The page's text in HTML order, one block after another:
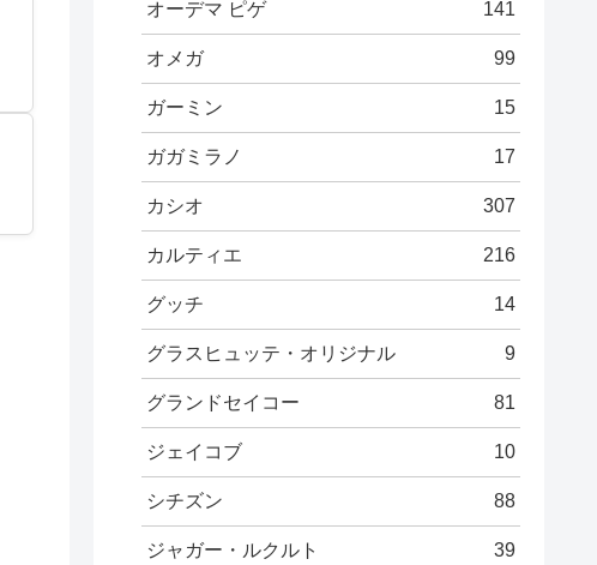
オーデマ ピゲ 141
オメガ 99
ガーミン 15
ガガミラノ 17
カシオ 307
カルティエ 216
グッチ 14
グラスヒュッテ・オリジナル 9
グランドセイコー 81
ジェイコブ 10
シチズン 88
ジャガー・ルクルト 39